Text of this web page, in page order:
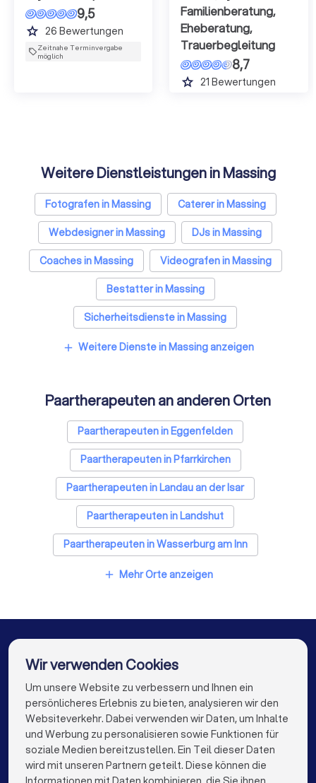
9,5
grade 26 Bewertungen
Zeitnahe Terminvergabe
möglich
Familienberatung,
Eheberatung,
Trauerbegleitung
8,7
grade 21 Bewertungen
Weitere Dienstleistungen in Massing
Fotografen in Massing
Caterer in Massing
Webdesigner in Massing
DJs in Massing
Coaches in Massing
Videografen in Massing
Bestatter in Massing
Sicherheitsdienste in Massing
Freie Redner in Massing
add Weitere Dienste in Massing anzeigen
Paartherapeuten an anderen Orten
Paartherapeuten in Eggenfelden
Paartherapeuten in Pfarrkirchen
Paartherapeuten in Landau an der Isar
Paartherapeuten in Landshut
Paartherapeuten in Wasserburg am Inn
Paartherapeuten in Berlin
Paartherapeuten in Köln
Paartherapeuten in Frankfurt am Main
Paartherapeuten in Stuttgart
Paartherapeuten in Düsseldorf
Paartherapeuten in Dortmund
add Mehr Orte anzeigen
Die besten Unternehmen für Sie
info@trustlocal.de
Wir verwenden Cookies
Um unsere Website zu verbessern und Ihnen ein
persönlicheres Erlebnis zu bieten, analysieren wir den
Websiteverkehr. Dabei verwenden wir Daten, um Inhalte
und Werbung zu personalisieren sowie Funktionen für
soziale Medien bereitzustellen. Ein Teil dieser Daten
wird mit unseren Partnern geteilt. Diese können die